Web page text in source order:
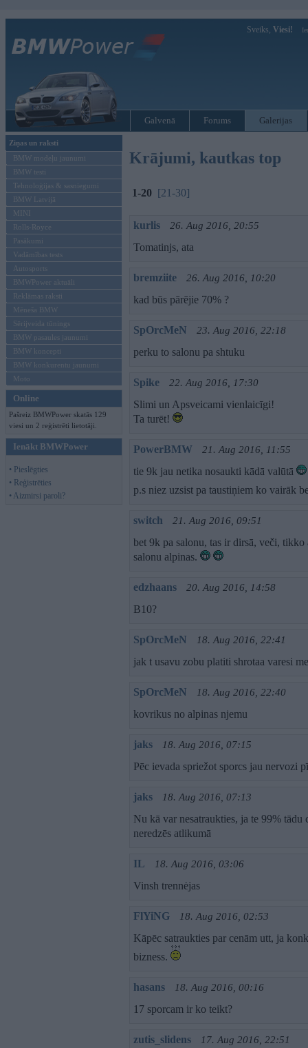
Sveiks, Viesi!
Galvenā Forums Galerijas
Ziņas un raksti
BMW modeļu jaunumi
BMW testi
Tehnoloģijas & sasniegumi
BMW Latvijā
MINI
Rolls-Royce
Pasākumi
Vadāmības tests
Autosports
BMWPower aktuāli
Reklāmas raksti
Mēneša BMW
Sērijveida tūnings
BMW pasaules jaunumi
BMW koncepti
BMW konkurentu jaunumi
Moto
Online
Pašreiz BMWPower skatās 129
viesi un 2 reģistrēti lietotāji.
Ienākt BMWPower
• Pieslēgties
• Reģistrēties
• Aizmirsi paroli?
Krājumi, kautkas top
1-20 [21-30]
kurlis 26. Aug 2016, 20:55
Tomatinjs, ata
bremziite 26. Aug 2016, 10:20
kad būs pārējie 70% ?
SpOrcMeN 23. Aug 2016, 22:18
perku to salonu pa shtuku
Spike 22. Aug 2016, 17:30
Slimi un Apsveicami vienlaicīgi!
Ta turēt!
PowerBMW 21. Aug 2016, 11:55
tie 9k jau netika nosaukti kādā valūtā
p.s niez uzsist pa taustiņiem ko vairāk
switch 21. Aug 2016, 09:51
bet 9k pa salonu, tas ir dirsā, veči,
salonu alpinas.
edzhaans 20. Aug 2016, 14:58
B10?
SpOrcMeN 18. Aug 2016, 22:41
jak t usavu zobu platiti shrotaa varesi
SpOrcMeN 18. Aug 2016, 22:40
kovrikus no alpinas njemu
jaks 18. Aug 2016, 07:15
Pēc ievada spriežot sporcs jau nervozi
jaks 18. Aug 2016, 07:13
Nu kā var nesatraukties, ja te 99%
neredzēs atlikumā
IL 18. Aug 2016, 03:06
Vinsh trennėjas
FlYiNG 18. Aug 2016, 02:53
Kāpēc satraukties par cenām utt, ja
bizness.
hasans 18. Aug 2016, 00:16
17 sporcam ir ko teikt?
zutis_slidens 17. Aug 2016, 22:51